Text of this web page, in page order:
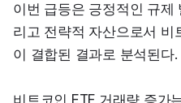
이번 급등은 긍정적인 규
리고 전략적 자산으로서 비
이 결합된 결과로 분석된다.
비트코인 ETF 거래량 증가